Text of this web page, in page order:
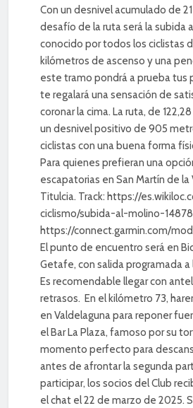
Con un desnivel acumulado de
desafío de la ruta será la subida
conocido por todos los ciclistas
kilómetros de ascenso y una
este tramo pondrá a prueba tus
te regalará una sensación de
coronar la cima. La ruta, de
un desnivel positivo de 905
ciclistas con una buena forma
Para quienes prefieran una
escapatorias en San Martín de
Titulcia. Track: https://
ciclismo/subida-al-molino-
https://connect.garmin.com/
El punto de encuentro será en
Getafe, con salida programada a
Es recomendable llegar con
retrasos. En el kilómetro 73,
en Valdelaguna para reponer
el Bar La Plaza, famoso por su
momento perfecto para
antes de afrontar la segunda
participar, los socios del Club
el chat el 22 de marzo de 2025.